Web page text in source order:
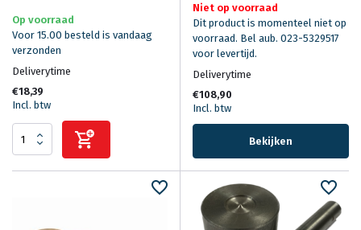
Op voorraad
Voor 15.00 besteld is vandaag
verzonden
Deliverytime
€18,39
Incl. btw
Niet op voorraad
Dit product is momenteel niet op
voorraad. Bel aub. 023-5329517
voor levertijd.
Deliverytime
€108,90
Incl. btw
Bekijken